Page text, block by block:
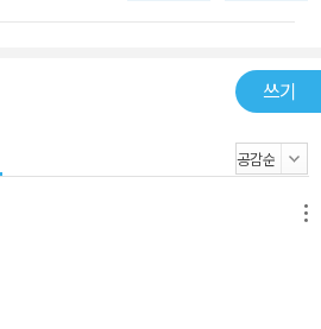
간병 일을 하느라 집에 들어오지 않는 엄
래서 자신도 모르는 사이에 ‘아버지와
같으면,
었다. 특히 엄마는 있었던 일을 없었던
을 가진 사람이었다. 새벽까지 얻어맞
위해 태연히 아침 밥상을 차렸던 엄마와
로 된 집안을 딸인 것처럼 연기를 했던
쓰기